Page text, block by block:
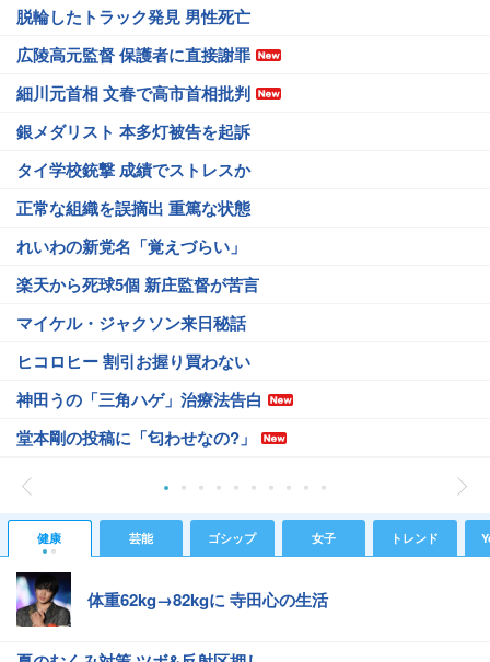
脱輪したトラック発見 男性死亡
広陵高元監督 保護者に直接謝罪
細川元首相 文春で高市首相批判
銀メダリスト 本多灯被告を起訴
タイ学校銃撃 成績でストレスか
正常な組織を誤摘出 重篤な状態
れいわの新党名「覚えづらい」
楽天から死球5個 新庄監督が苦言
マイケル・ジャクソン来日秘話
ヒコロヒー 割引お握り買わない
神田うの「三角ハゲ」治療法告白
堂本剛の投稿に「匂わせなの?」
健康 芸能 ゴシップ 女子 トレンド
体重62kg→82kgに 寺田心の生活